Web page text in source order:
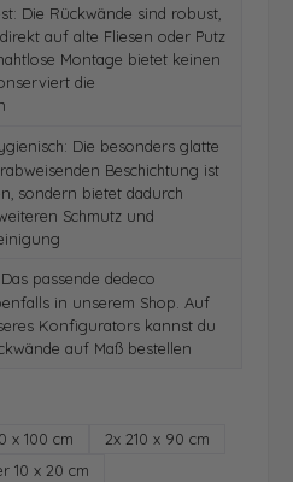
Die Rückwände sind robust,
auf alte Fliesen oder Putz
Montage bietet keinen
die
Die besonders glatte
Beschichtung ist
sondern bietet dadurch
Schmutz und
passende dedeco
in unserem Shop. Auf
Konfigurators kannst du
auf Maß bestellen
x 100 cm
2x 210 x 90 cm
10 x 20 cm